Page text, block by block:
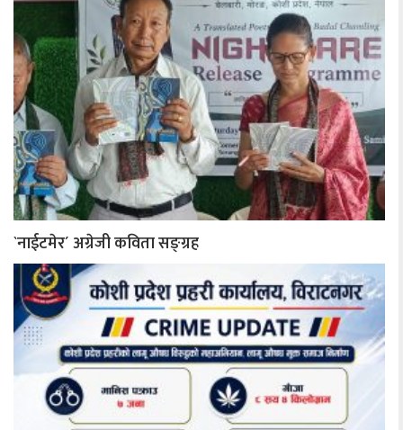
`नाईटमेर´ अग्रेजी कविता सङ्ग्रह